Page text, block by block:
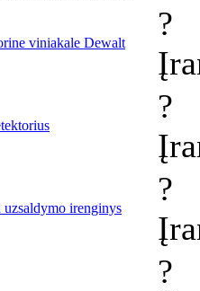
viniakale Dewalt
?
?
uzsaldymo irenginys
?
?